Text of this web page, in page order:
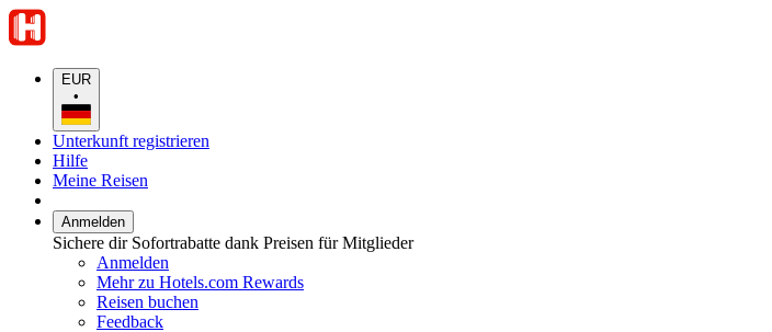
EUR
•
Unterkunft registrieren
Hilfe
Meine Reisen
Anmelden
Sichere dir Sofortrabatte dank Preisen für Mitglieder
Anmelden
Mehr zu Hotels.com Rewards
Reisen buchen
Feedback